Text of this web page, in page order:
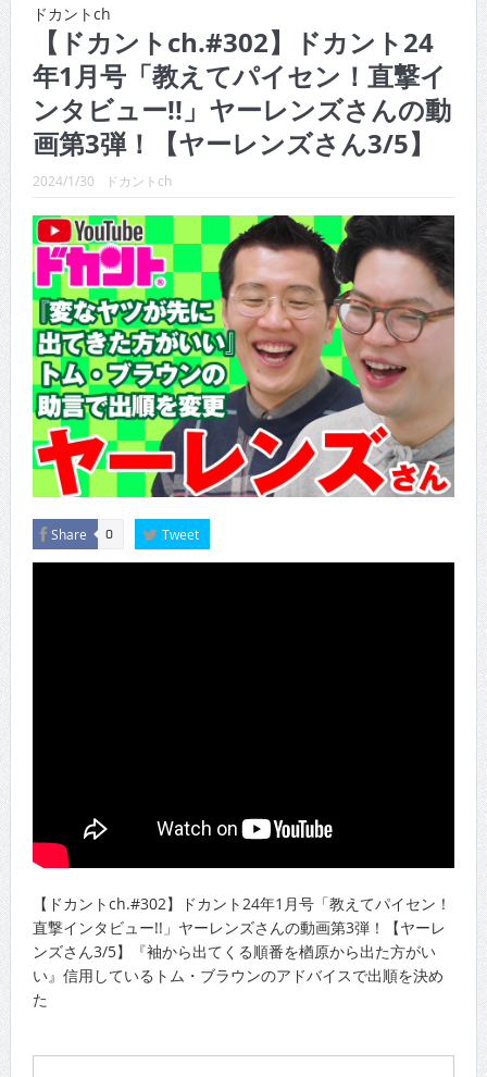
CINEMA×STYLE 289号
CINEMA×STYLE 288号
CINEMA×STYLE 287号
CINEMA×STYLE 286号
CINEMA×STYLE 285号
CINEMA×STYLE 294号
ドカントch
【ドカントch.#302】ドカント24
年1月号「教えてパイセン！直撃イ
ンタビュー!!」ヤーレンズさんの動
画第3弾！【ヤーレンズさん3/5】
2024/1/30 ドカントch
Share 0 Tweet
【ドカントch.#302】ドカント24年1月号「教えてパイセン！
直撃インタビュー!!」ヤーレンズさんの動画第3弾！【ヤーレ
ンズさん3/5】『袖から出てくる順番を楢原から出た方がい
い』信用しているトム・ブラウンのアドバイスで出順を決め
た